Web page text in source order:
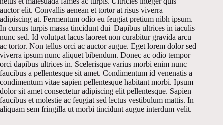
auctor elit. Convallis aenean et tortor at risus viverra
adipiscing at. Fermentum odio eu feugiat pretium nibh ipsum.
In cursus turpis massa tincidunt dui. Dapibus ultrices in iaculis
nunc sed. Id volutpat lacus laoreet non curabitur gravida arcu
ac tortor. Non tellus orci ac auctor augue. Eget lorem dolor sed
viverra ipsum nunc aliquet bibendum. Donec ac odio tempor
orci dapibus ultrices in. Scelerisque varius morbi enim nunc
faucibus a pellentesque sit amet. Condimentum id venenatis a
condimentum vitae sapien pellentesque habitant morbi. Ipsum
dolor sit amet consectetur adipiscing elit pellentesque. Sapien
faucibus et molestie ac feugiat sed lectus vestibulum mattis. In
aliquam sem fringilla ut morbi tincidunt augue interdum velit.